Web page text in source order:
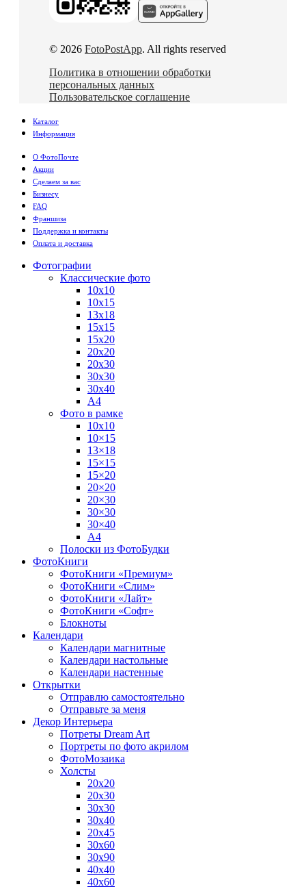
© 2026 FotoPostApp. All rights reserved
Политика в отношении обработки
персональных данных
Пользовательское соглашение
Каталог
Информация
О ФотоПочте
Акции
Сделаем за вас
Бизнесу
FAQ
Франшиза
Поддержка и контакты
Оплата и доставка
Фотографии
Классические фото
10х10
10х15
13х18
15х15
15х20
20х20
20х30
30х30
30х40
А4
Фото в рамке
10х10
10×15
13×18
15×15
15×20
20×20
20×30
30×30
30×40
A4
Полоски из ФотоБудки
ФотоКниги
ФотоКниги «Премиум»
ФотоКниги «Слим»
ФотоКниги «Лайт»
ФотоКниги «Софт»
Блокноты
Календари
Календари магнитные
Календари настольные
Календари настенные
Открытки
Отправлю самостоятельно
Отправьте за меня
Декор Интерьера
Потреты Dream Art
Портреты по фото акрилом
ФотоМозаика
Холсты
20х20
20х30
30х30
30х40
20х45
30х60
30х90
40х40
40х60